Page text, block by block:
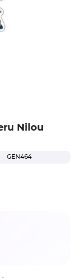
Nilou
GEN464